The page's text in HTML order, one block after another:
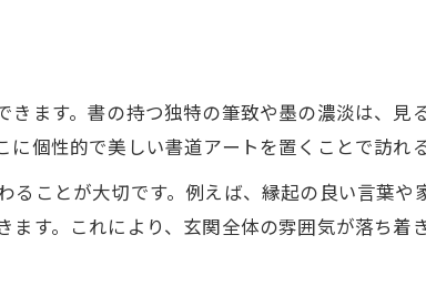
ンテリア書道作品で玄関の気を整える方法
に書を飾るときの風水的注意点
アートで叶えるおしゃれな玄関演出法
ます。書の持つ独特の筆致や墨の濃淡は、見
個性的で美しい書道アートを置くことで訪れ
ことが大切です。例えば、縁起の良い言葉
す。これにより、玄関全体の雰囲気が落ち着